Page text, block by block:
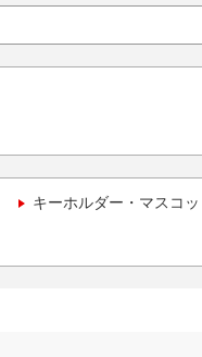
キーホルダー・マスコ